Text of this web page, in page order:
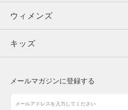
ウィメンズ
キッズ
アクセサリー
トップス
ボトムス
アクセサリー
ウィメンズ
トップス
シューズ
キッズ
メールマガジンに登録する